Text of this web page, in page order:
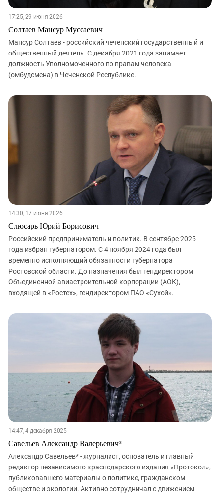
17:25, 29 июня 2026
Солтаев Мансур Муссаевич
Мансур Солтаев - российский чеченский государственный и
общественный деятель. С декабря 2021 года занимает
должность Уполномоченного по правам человека
(омбудсмена) в Чеченской Республике.
14:30, 17 июня 2026
Слюсарь Юрий Борисович
Российский предприниматель и политик. В сентябре 2025
года избран губернатором. С 4 ноября 2024 года был
временно исполняющий обязанности губернатора
Ростовской области. До назначения был гендиректором
Объединенной авиастроительной корпорации (АОК),
входящей в «Ростех», гендиректором ПАО «Сухой».
14:47, 4 декабря 2025
Савельев Александр Валерьевич*
Александр Савельев* - журналист, основатель и главный
редактор независимого краснодарского издания «Протокол»,
публиковавшего материалы о политике, гражданском
обществе и экологии. Активно сотрудничал с движением